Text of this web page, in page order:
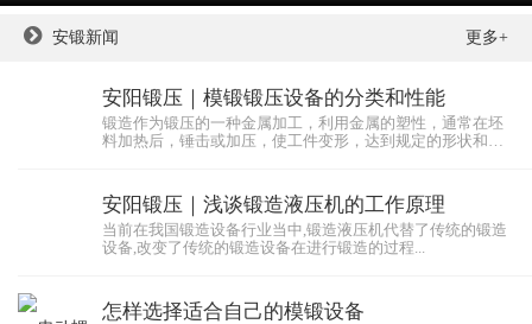
安锻新闻 更多+
安阳锻压｜模锻锻压设备的分类和性能
锻造作为锻压的一种金属加工，利用金属的塑性，通常在坯
料加热后，锤击或加压，使工件变形，达到规定的形状和尺
安阳锻压｜浅谈锻造液压机的工作原理
当前在我国锻造设备行业当中,锻造液压机代替了传统的锻造
设备,改变了传统的锻造设备在进行锻造的过程...
怎样选择适合自己的模锻设备